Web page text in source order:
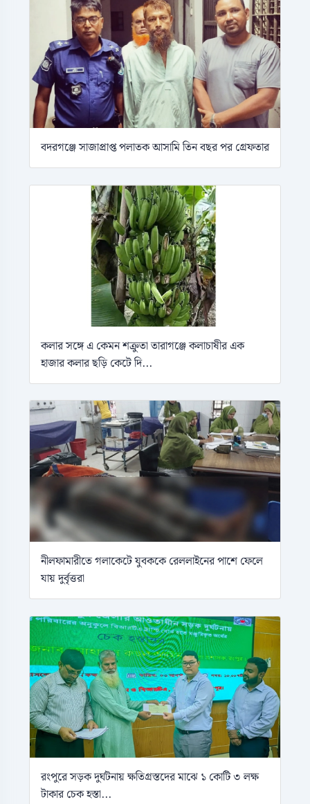
বদরগঞ্জে সাজাপ্রাপ্ত পলাতক আসামি তিন বছর পর গ্রেফতার
কলার সঙ্গে এ কেমন শক্রুতা তারাগঞ্জে কলাচাষীর এক
হাজার কলার ছড়ি কেটে দি...
নীলফামারীতে গলাকেটে যুবককে রেললাইনের পাশে ফেলে
যায় দুর্বৃত্তরা
রংপুরে সড়ক দুর্ঘটনায় ক্ষতিগ্রস্তদের মাঝে ১ কোটি ৩ লক্ষ
টাকার চেক হস্তা...